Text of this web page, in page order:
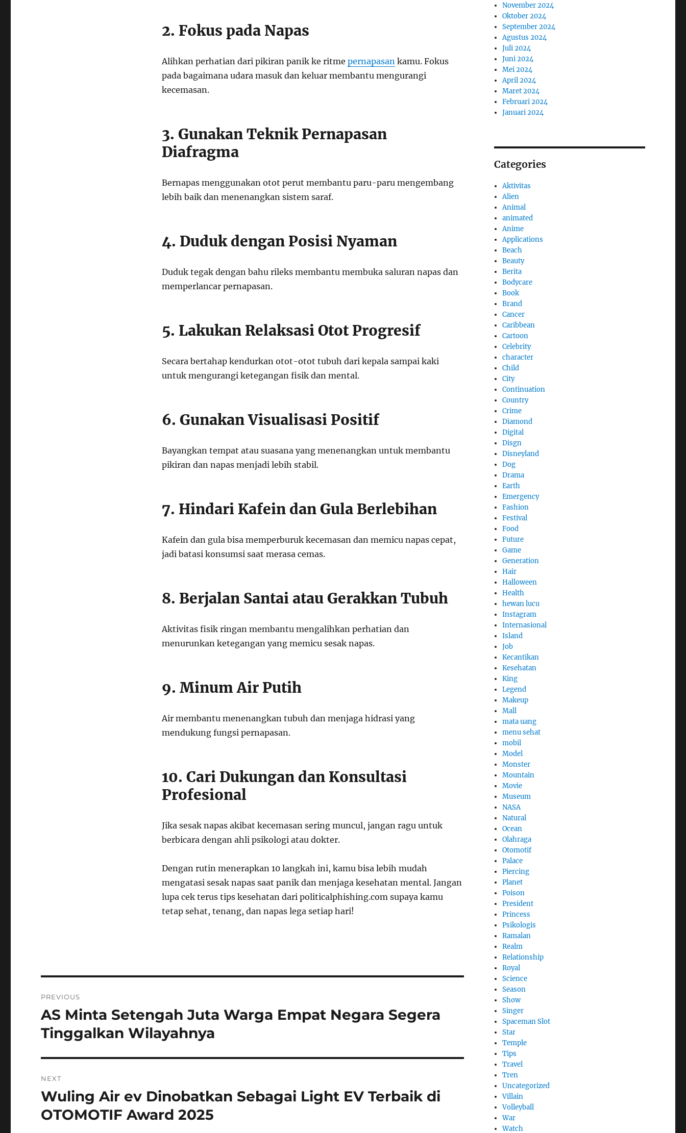
2. Fokus pada Napas
Alihkan perhatian dari pikiran panik ke ritme pernapasan kamu. Fokus
pada bagaimana udara masuk dan keluar membantu mengurangi
kecemasan.
3. Gunakan Teknik Pernapasan
Diafragma
Bernapas menggunakan otot perut membantu paru-paru mengembang
lebih baik dan menenangkan sistem saraf.
4. Duduk dengan Posisi Nyaman
Duduk tegak dengan bahu rileks membantu membuka saluran napas dan
memperlancar pernapasan.
5. Lakukan Relaksasi Otot Progresif
Secara bertahap kendurkan otot-otot tubuh dari kepala sampai kaki
untuk mengurangi ketegangan fisik dan mental.
6. Gunakan Visualisasi Positif
Bayangkan tempat atau suasana yang menenangkan untuk membantu
pikiran dan napas menjadi lebih stabil.
7. Hindari Kafein dan Gula Berlebihan
Kafein dan gula bisa memperburuk kecemasan dan memicu napas cepat,
jadi batasi konsumsi saat merasa cemas.
8. Berjalan Santai atau Gerakkan Tubuh
Aktivitas fisik ringan membantu mengalihkan perhatian dan
menurunkan ketegangan yang memicu sesak napas.
9. Minum Air Putih
Air membantu menenangkan tubuh dan menjaga hidrasi yang
mendukung fungsi pernapasan.
10. Cari Dukungan dan Konsultasi
Profesional
Jika sesak napas akibat kecemasan sering muncul, jangan ragu untuk
berbicara dengan ahli psikologi atau dokter.
Dengan rutin menerapkan 10 langkah ini, kamu bisa lebih mudah
mengatasi sesak napas saat panik dan menjaga kesehatan mental. Jangan
lupa cek terus tips kesehatan dari politicalphishing.com supaya kamu
tetap sehat, tenang, dan napas lega setiap hari!
pos
PREVIOUS
Previous
post:
AS Minta Setengah Juta Warga Empat Negara Segera
Tinggalkan Wilayahnya
NEXT
Next
post:
Wuling Air ev Dinobatkan Sebagai Light EV Terbaik di
OTOMOTIF Award 2025
November 2024
Oktober 2024
September 2024
Agustus 2024
Juli 2024
Juni 2024
Mei 2024
April 2024
Maret 2024
Februari 2024
Januari 2024
Categories
Aktivitas
Alien
Animal
animated
Anime
Applications
Beach
Beauty
Berita
Bodycare
Book
Brand
Cancer
Caribbean
Cartoon
Celebrity
character
Child
City
Continuation
Country
Crime
Diamond
Digital
Disgn
Disneyland
Dog
Drama
Earth
Emergency
Fashion
Festival
Food
Future
Game
Generation
Hair
Halloween
Health
hewan lucu
Instagram
Internasional
Island
Job
Kecantikan
Kesehatan
King
Legend
Makeup
Mall
mata uang
menu sehat
mobil
Model
Monster
Mountain
Movie
Museum
NASA
Natural
Ocean
Olahraga
Otomotif
Palace
Piercing
Planet
Poison
President
Princess
Psikologis
Ramalan
Realm
Relationship
Royal
Science
Season
Show
Singer
Spaceman Slot
Star
Temple
Tips
Travel
Tren
Uncategorized
Villain
Volleyball
War
Watch